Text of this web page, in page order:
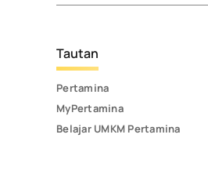
Tautan
Pertamina
MyPertamina
Belajar UMKM Pertamina